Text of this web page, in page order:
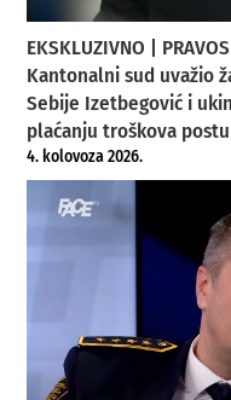
EKSKLUZIVNO |
Kantonalni sud uvažio
Sebije Izetbegović i
plaćanju troškova
4. kolovoza 2026.